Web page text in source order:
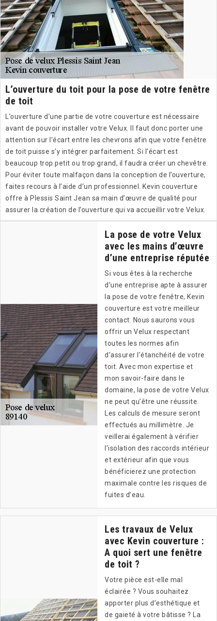
L’ouverture du toit pour la pose de votre fenêtre
de toit
L’ouverture d’une partie de votre couverture est nécessaire
avant de pouvoir installer votre Velux. Il faut donc porter une
attention sur l’écart entre les chevrons afin que votre fenêtre
de toit puisse s’y intégrer parfaitement. Si l’écart est
beaucoup trop petit ou trop grand, il faudra créer un chevêtre.
Pour éviter toute malfaçon dans la conception de l’ouverture,
faites recours à l’aide d’un professionnel. Kevin couverture
offre à Plessis Saint Jean sa main d’œuvre de qualité pour
assurer la création de l’ouverture qui va accueillir votre Velux.
La pose de votre Velux
avec les mains d’œuvre
d’une entreprise réputée
Si vous êtes à la recherche
d’une entreprise apte à assurer
la pose de votre fenêtre, Kevin
couverture est votre meilleur
contact. Nous saurons vous
offrir un Velux respectant
toutes les normes afin
d’assurer l’étanchéité de votre
toit. Avec mon expertise et
mon savoir-faire dans le
domaine, la pose de votre Velux
ne peut qu’être une réussite.
Les calculs de mesure seront
effectués au millimètre. Je
veillerai également à vérifier
l’isolation des raccords intérieur
et extérieur afin que vous
bénéficierez une protection
maximale contre les risques de
fuites d’eau.
Les travaux de Velux
avec Kevin couverture :
A quoi sert une fenêtre
de toit ?
Votre pièce est-elle mal
éclairée ? Vous souhaitez
apporter plus d’esthétique et
de gaieté à votre bâtisse ? La